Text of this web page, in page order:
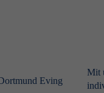
Eving
Mit